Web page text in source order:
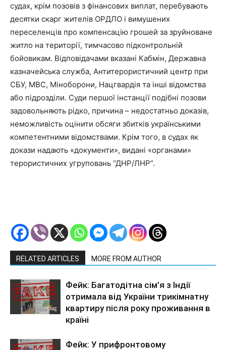
судах, крім позовів з фінансових виплат, перебувають
десятки скарг жителів ОРДЛО і вимушених
переселенців про компенсацію грошей за зруйноване
житло на території, тимчасово підконтрольній
бойовикам. Відповідачами вказані Кабмін, Державна
казначейська служба, Антитерористичний центр при
СБУ, МВС, Міноборони, Нацгвардія та інші відомства
або підрозділи. Суди першої інстанції подібні позови
задовольняють рідко, причина – недостатньо доказів,
неможливість оцінити обсяги збитків українськими
компетентними відомствами. Крім того, в судах як
докази надають «документи», видані «органами»
терористичних угруповань “ДНР/ЛНР”.
RELATED ARTICLES MORE FROM AUTHOR
Фейк: Багатодітна сім’я з Індії
отримала від України трикімнатну
квартиру після року проживання в
країні
Фейк: У прифронтовому